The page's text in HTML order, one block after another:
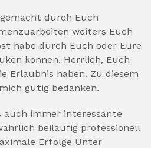
durch Euch
weiters Euch
habe durch Euch oder Eure
konnen. Herrlich, Euch
Erlaubnis haben. Zu diesem
gutig bedanken.
auch immer interessante
beilaufig professionell
Erfolge Unter